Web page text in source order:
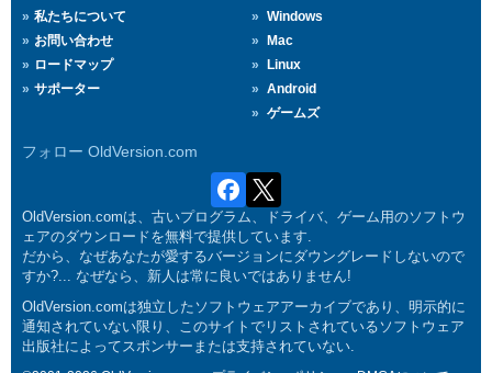
私たちについて
お問い合わせ
ロードマップ
サポーター
Windows
Mac
Linux
Android
ゲームズ
フォロー OldVersion.com
OldVersion.comは、古いプログラム、ドライバ、ゲーム用のソフトウ
ェアのダウンロードを無料で提供しています.
だから、なぜあなたが愛するバージョンにダウングレードしないので
すか?... なぜなら、新人は常に良いではありません!
OldVersion.comは独立したソフトウェアアーカイブであり、明示的に
通知されていない限り、このサイトでリストされているソフトウェア
出版社によってスポンサーまたは支持されていない.